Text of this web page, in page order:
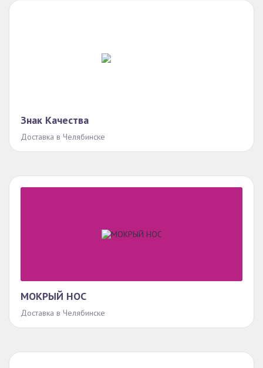
Знак Качества
Доставка в Челябинске
МОКРЫЙ НОС
Доставка в Челябинске